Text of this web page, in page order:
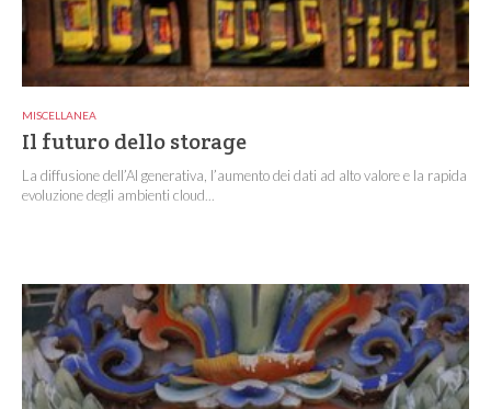
MISCELLANEA
Il futuro dello storage
La diffusione dell’AI generativa, l’aumento dei dati ad alto valore e la rapida
evoluzione degli ambienti cloud...